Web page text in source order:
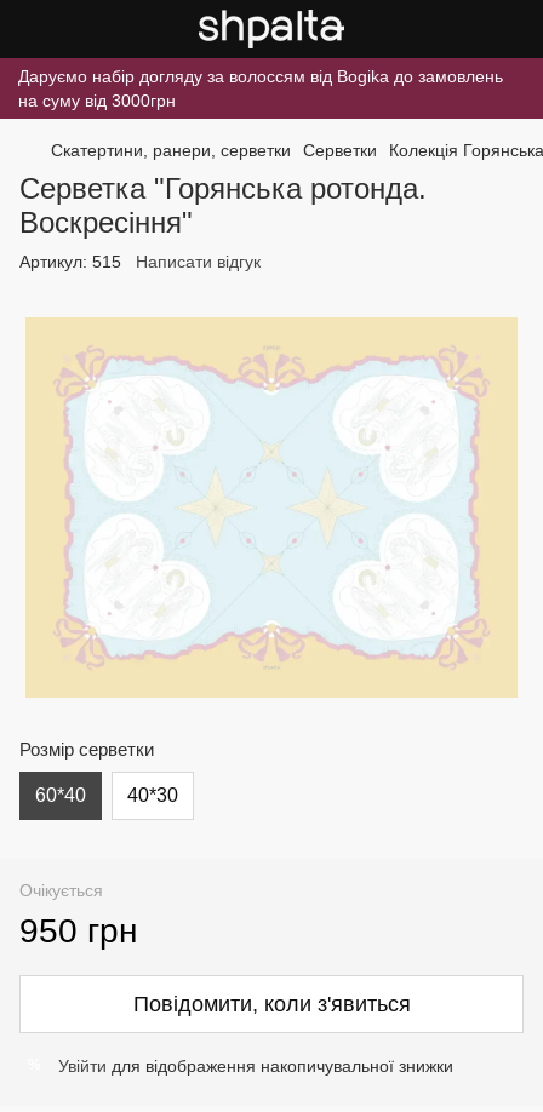
Даруємо набір догляду за волоссям від Bogika до замовлень
на суму від 3000грн
Скатертини, ранери, серветки Серветки Колекція
Серветка "Горянська ротонда.
Воскресіння"
Артикул: 515 Написати відгук
Розмір серветки
60*40 40*30
Очікується
950 грн
Повідомити, коли з'явиться
Увійти для відображення накопичувальної знижки